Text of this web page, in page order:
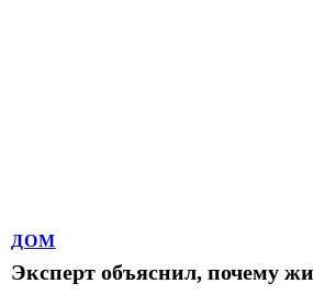
ДОМ
Эксперт объяснил, почему